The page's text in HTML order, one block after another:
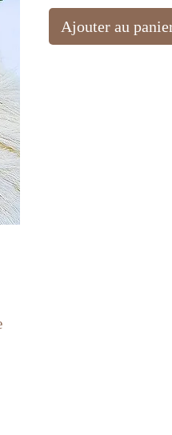
Ajouter au